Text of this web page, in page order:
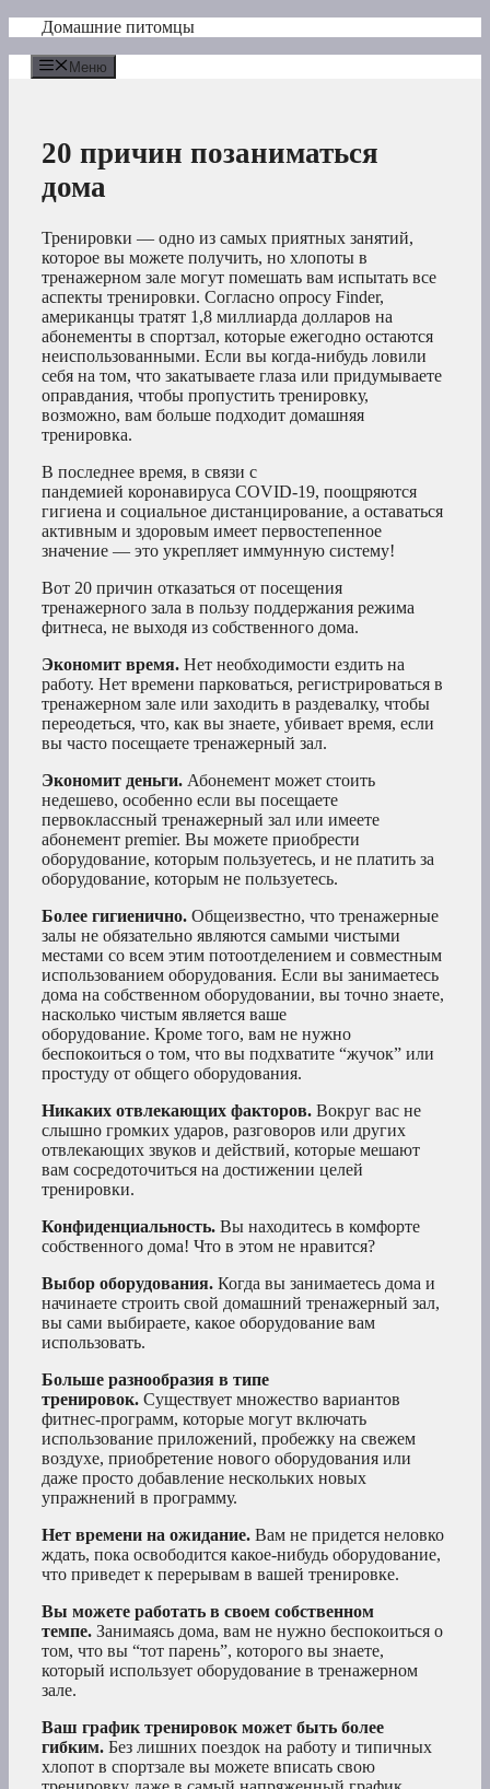
Перейти
содержимому
Домашние питомцы
Меню
20 причин позаниматься
дома
Тренировки — одно из самых приятных занятий,
которое вы можете получить, но хлопоты в
тренажерном зале могут помешать вам испытать все
аспекты тренировки. Согласно опросу Finder,
американцы тратят 1,8 миллиарда долларов на
абонементы в спортзал, которые ежегодно остаются
неиспользованными. Если вы когда-нибудь ловили
себя на том, что закатываете глаза или придумываете
оправдания, чтобы пропустить тренировку,
возможно, вам больше подходит домашняя
тренировка.
В последнее время, в связи с
пандемией коронавируса COVID-19, поощряются
гигиена и социальное дистанцирование, а оставаться
активным и здоровым имеет первостепенное
значение — это укрепляет иммунную систему!
Вот 20 причин отказаться от посещения
тренажерного зала в пользу поддержания режима
фитнеса, не выходя из собственного дома.
Экономит время. Нет необходимости ездить на
работу. Нет времени парковаться, регистрироваться в
тренажерном зале или заходить в раздевалку, чтобы
переодеться, что, как вы знаете, убивает время, если
вы часто посещаете тренажерный зал.
Экономит деньги. Абонемент может стоить
недешево, особенно если вы посещаете
первоклассный тренажерный зал или имеете
абонемент premier. Вы можете приобрести
оборудование, которым пользуетесь, и не платить за
оборудование, которым не пользуетесь.
Более гигиенично. Общеизвестно, что тренажерные
залы не обязательно являются самыми чистыми
местами со всем этим потоотделением и совместным
использованием оборудования. Если вы занимаетесь
дома на собственном оборудовании, вы точно знаете,
насколько чистым является ваше
оборудование. Кроме того, вам не нужно
беспокоиться о том, что вы подхватите “жучок” или
простуду от общего оборудования.
Никаких отвлекающих факторов. Вокруг вас не
слышно громких ударов, разговоров или других
отвлекающих звуков и действий, которые мешают
вам сосредоточиться на достижении целей
тренировки.
Конфиденциальность. Вы находитесь в комфорте
собственного дома! Что в этом не нравится?
Выбор оборудования. Когда вы занимаетесь дома и
начинаете строить свой домашний тренажерный зал,
вы сами выбираете, какое оборудование вам
использовать.
Больше разнообразия в типе
тренировок. Существует множество вариантов
фитнес-программ, которые могут включать
использование приложений, пробежку на свежем
воздухе, приобретение нового оборудования или
даже просто добавление нескольких новых
упражнений в программу.
Нет времени на ожидание. Вам не придется неловко
ждать, пока освободится какое-нибудь оборудование,
что приведет к перерывам в вашей тренировке.
Вы можете работать в своем собственном
темпе. Занимаясь дома, вам не нужно беспокоиться о
том, что вы “тот парень”, которого вы знаете,
который использует оборудование в тренажерном
зале.
Ваш график тренировок может быть более
гибким. Без лишних поездок на работу и типичных
хлопот в спортзале вы можете вписать свою